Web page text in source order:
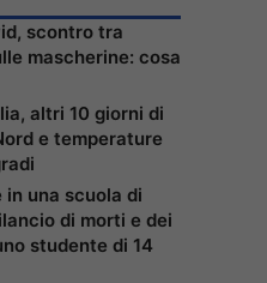
scontro tra
mascherine: cosa
altri 10 giorni di
e temperature
una scuola di
di morti e dei
studente di 14